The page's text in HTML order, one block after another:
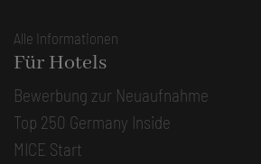
Alle Informationen
Für Hotels
Bewerbung zur Neuaufnahme
Top 250 Germany Inside
MICE Start